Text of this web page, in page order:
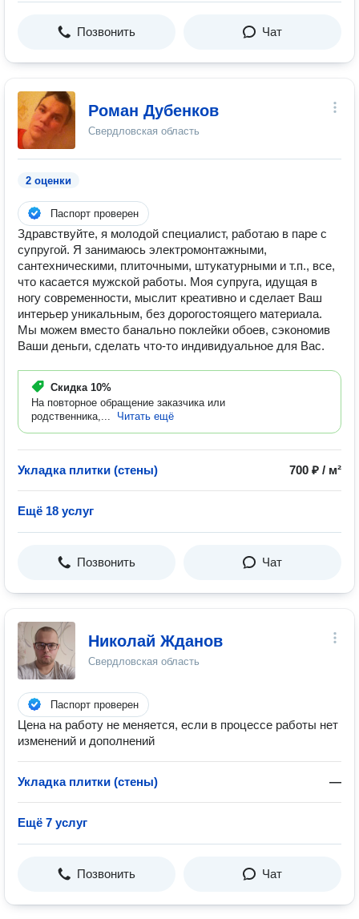
Позвонить Чат
Роман Дубенков
Свердловская область
2 оценки
Паспорт проверен
Здравствуйте, я молодой специалист, работаю в паре с
супругой. Я занимаюсь электромонтажными,
сантехническими, плиточными, штукатурными и т.п., все,
что касается мужской работы. Моя супруга, идущая в
ногу современности, мыслит креативно и сделает Ваш
интерьер уникальным, без дорогостоящего материала.
Мы можем вместо банально поклейки обоев, сэкономив
Ваши деньги, сделать что-то индивидуальное для Вас.
Скидка 10%
На повторное обращение заказчика или
родственника,...
Читать ещё
Укладка плитки (стены) 700 ₽ / м²
Ещё 18 услуг
Позвонить Чат
Николай Жданов
Свердловская область
Паспорт проверен
Цена на работу не меняется, если в процессе работы нет
изменений и дополнений
Укладка плитки (стены) —
Ещё 7 услуг
Позвонить Чат